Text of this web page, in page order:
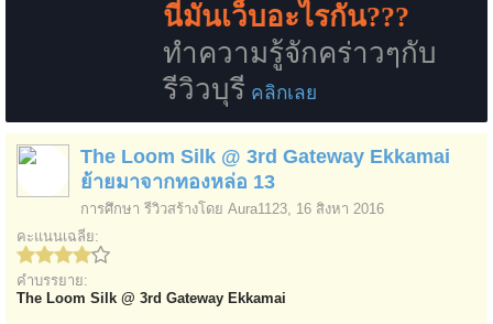
นี่มันเว็บอะไรกัน???
ทำความรู้จักคร่าวๆกับ
รีวิวบุรี คลิกเลย
The Loom Silk @ 3rd Gateway Ekkamai
ย้ายมาจากทองหล่อ 13
การศึกษา รีวิวสร้างโดย Aura1123, 16 สิงหา 2016
คะแนนเฉลี่ย:
คำบรรยาย:
The Loom Silk @ 3rd Gateway Ekkamai